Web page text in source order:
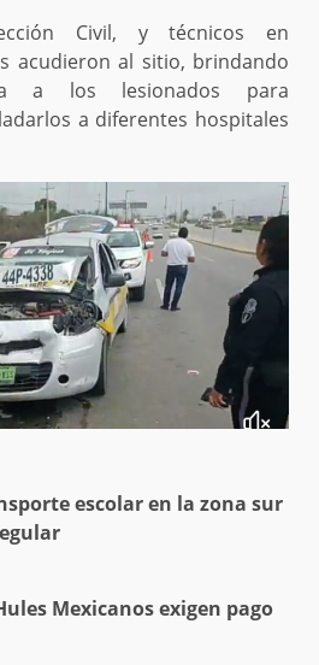
Civil, y técnicos en
acudieron al sitio, brindando
a los lesionados para
a diferentes hospitales
escolar en la zona sur
Mexicanos exigen pago